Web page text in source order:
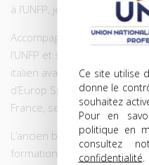
Ce site utilise
donne le
souhaitez
Pour en
politique en
consultez
confidentialité
à l’UNFP, jeudi.
Accompagné de José
l’UNFP et son ancien
italien avait rendez-vous
d’Europ Sport
France, ses diplômes
L’ancien buteur du Milan
formation…